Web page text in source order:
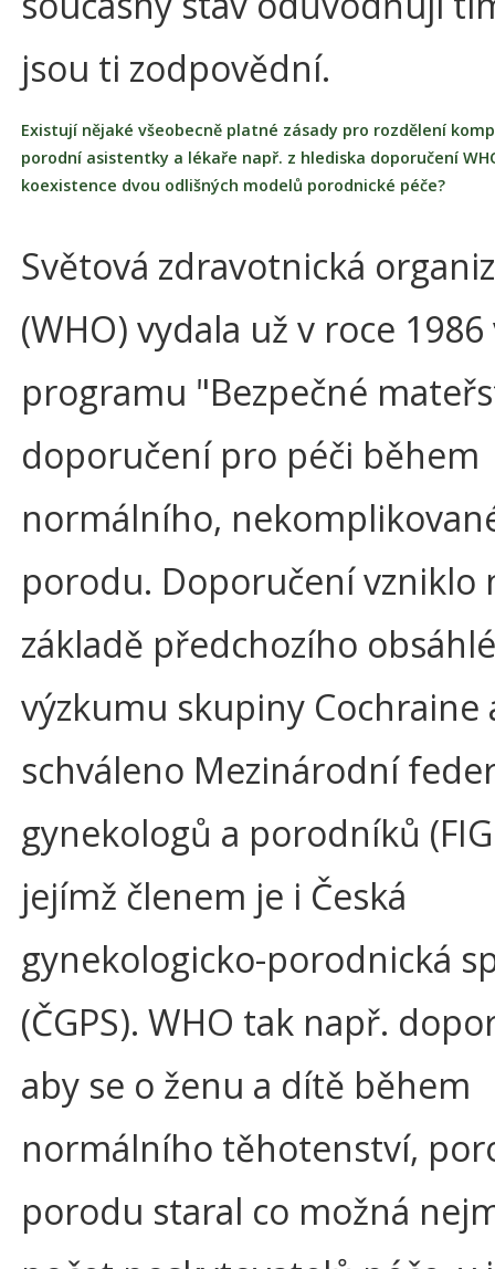
jsou ti zodpovědní.
Existují nějaké všeobecně platné zásady pro rozdělení
porodní asistentky a lékaře např. z hlediska doporučení
koexistence dvou odlišných modelů porodnické péče?
Světová zdravotnická
(WHO) vydala už v roce
programu "Bezpečné
doporučení pro péči během
normálního,
porodu. Doporučení vzniklo
základě předchozího
výzkumu skupiny Cochraine
schváleno Mezinárodní
gynekologů a porodníků
jejímž členem je i Česká
gynekologicko-porodnická
(ČGPS). WHO tak např.
aby se o ženu a dítě během
normálního těhotenství,
porodu staral co možná